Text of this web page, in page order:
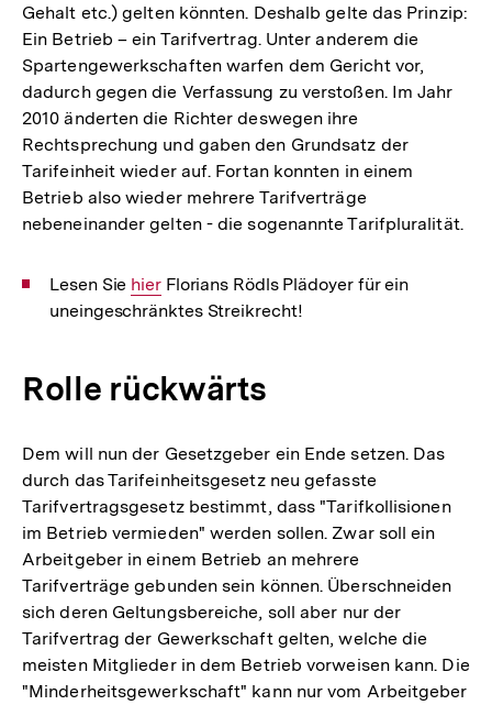
Gehalt etc.) gelten könnten. Deshalb gelte das Prinzip:
Ein Betrieb – ein Tarifvertrag. Unter anderem die
Spartengewerkschaften warfen dem Gericht vor,
dadurch gegen die Verfassung zu verstoßen. Im Jahr
2010 änderten die Richter deswegen ihre
Rechtsprechung und gaben den Grundsatz der
Tarifeinheit wieder auf. Fortan konnten in einem
Betrieb also wieder mehrere Tarifverträge
nebeneinander gelten - die sogenannte Tarifpluralität.
Lesen Sie Interner
Link:
hierFlorians Rödls Plädoyer für ein
uneingeschränktes Streikrecht!
Rolle rückwärts
Dem will nun der Gesetzgeber ein Ende setzen. Das
durch das Tarifeinheitsgesetz neu gefasste
Tarifvertragsgesetz bestimmt, dass "Tarifkollisionen
im Betrieb vermieden" werden sollen. Zwar soll ein
Arbeitgeber in einem Betrieb an mehrere
Tarifverträge gebunden sein können. Überschneiden
sich deren Geltungsbereiche, soll aber nur der
Tarifvertrag der Gewerkschaft gelten, welche die
meisten Mitglieder in dem Betrieb vorweisen kann. Die
"Minderheitsgewerkschaft" kann nur vom Arbeitgeber